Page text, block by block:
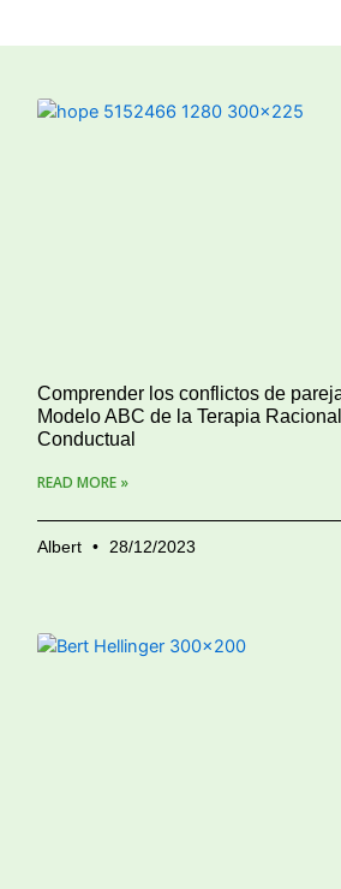
Comprender los conflictos de
Modelo ABC de la Terapia
Conductual
READ MORE »
Albert 28/12/2023